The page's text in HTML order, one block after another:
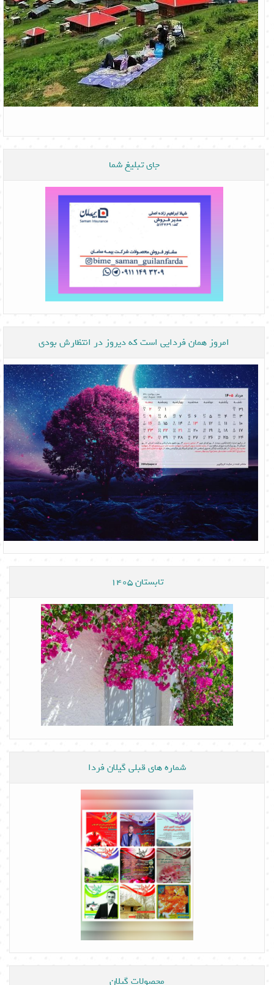
جای تبلیغ شما
امروز همان فردایی است که دیروز در انتظارش بودی
تابستان 1405
شماره های قبلی گیلان فردا
محصولات گیلان